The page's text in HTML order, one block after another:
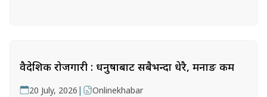
वैदेशिक रोजगारी : धनुषाबाट सबैभन्दा धेरै, मनाङ कम
20 July, 2026 | Onlinekhabar